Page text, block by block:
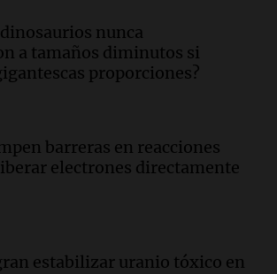
critica la desregulación
y el aumento de la morosidad
Aires
UNT evalúa apelación ante la
tras fallo que aparta a
rector
cardenal Ángel Rossi advirtió
nunca
a tamaños diminutos si
proporciones?
barreras en reacciones
electrones directamente
estabilizar uranio tóxico en